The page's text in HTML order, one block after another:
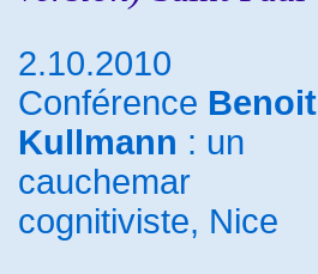
2.10.2010
Conférence Benoit
Kullmann : un
cauchemar
cognitiviste, Nice